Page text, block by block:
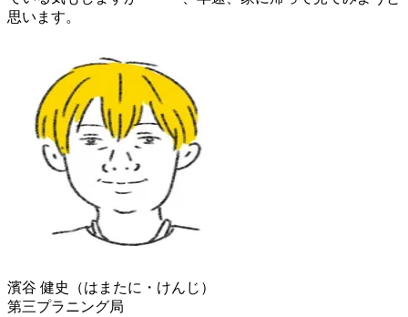
思います。
濱谷 健史（はまたに・けんじ）
第三プラニング局